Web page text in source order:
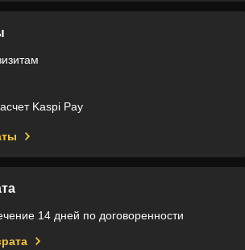
Kaspi Pay
14 дней по договоренности